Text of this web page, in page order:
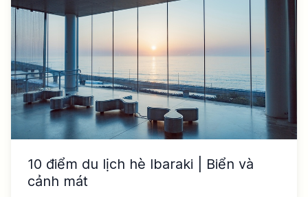
10 điểm du lịch hè Ibaraki | Biển và
cảnh mát